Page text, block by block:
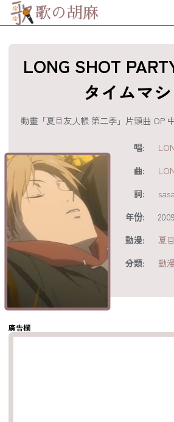
歌の胡麻
LONG SHOT
タイムマ
動
唱:
曲:
詞:
年份:
2009
動漫:
夏
分類:
動漫
分享至
享至 X
分享至
製鏈結
廣告欄